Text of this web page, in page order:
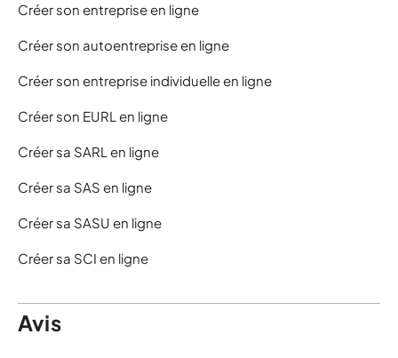
Créer son entreprise en ligne
Créer son autoentreprise en ligne
Créer son entreprise individuelle en ligne
Créer son EURL en ligne
Créer sa SARL en ligne
Créer sa SAS en ligne
Créer sa SASU en ligne
Créer sa SCI en ligne
Avis